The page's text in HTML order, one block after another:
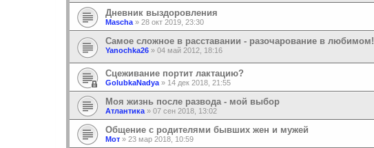
Дневник выздоровления
Mascha » 28 окт 2019, 23:30
Самое сложное в расставании - разочарование в любимом!
Yanochka26 » 04 май 2012, 18:16
Сцеживание портит лактацию?
GolubkaNadya » 14 дек 2018, 21:55
Моя жизнь после развода - мой выбор
Атлантика » 07 сен 2018, 13:02
Общение с родителями бывших жен и мужей
Мот » 23 мар 2018, 10:59